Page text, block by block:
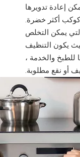
إعادة تدويرها
كوكب أكثر خضرة.
يمكن التخلص
يكون التنظيف
والخدمة ،
أو نقع مطلوبة.